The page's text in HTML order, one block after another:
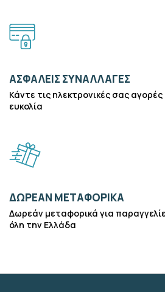
ΑΣΦΑΛΕΙΣ ΣΥΝΑΛΛΑΓΕΣ
Κάντε τις ηλεκτρονικές σας
ευκολία
ΔΩΡΕΑΝ ΜΕΤΑΦΟΡΙΚΑ
Δωρεάν μεταφορικά για
όλη την Ελλάδα